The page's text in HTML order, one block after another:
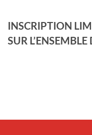
INSCRIPTION
SUR